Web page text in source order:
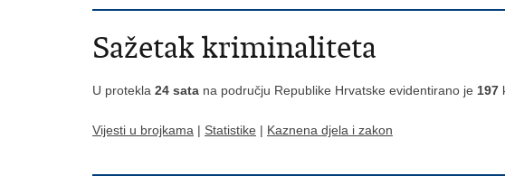
Sažetak kriminaliteta
U protekla 24 sata na području Republike Hrvatske evidentirano je 197
Vijesti u brojkama | Statistike | Kaznena djela i zakon